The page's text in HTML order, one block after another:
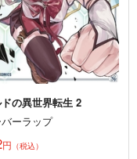
記2
本舗
DAYS
女夢主
ルキャラ
サンプル カート
の異世界転生 2
ーラップ
円 （税込）